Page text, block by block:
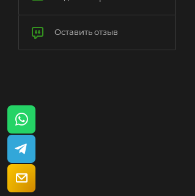
Оставить отзыв